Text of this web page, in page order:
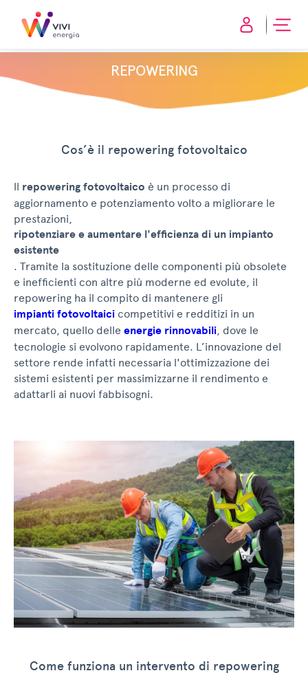
REPOWERING
Cos’è il repowering fotovoltaico
ll repowering fotovoltaico è un processo di
aggiornamento e potenziamento volto a migliorare le
prestazioni,
ripotenziare e aumentare l'efficienza di un impianto
esistente
. Tramite la sostituzione delle componenti più obsolete
e inefficienti con altre più moderne ed evolute, il
repowering ha il compito di mantenere gli
impianti fotovoltaici competitivi e redditizi in un
mercato, quello delle energie rinnovabili, dove le
tecnologie si evolvono rapidamente. L’innovazione del
settore rende infatti necessaria l'ottimizzazione dei
sistemi esistenti per massimizzarne il rendimento e
adattarli ai nuovi fabbisogni.
Come funziona un intervento di repowering